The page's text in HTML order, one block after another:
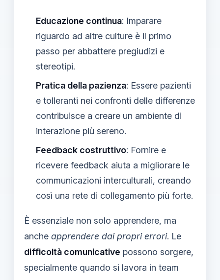
Educazione continua: Imparare
riguardo ad altre culture è il primo
passo per abbattere pregiudizi e
stereotipi.
Pratica della pazienza: Essere pazienti
e tolleranti nei confronti delle differenze
contribuisce a creare un ambiente di
interazione più sereno.
Feedback costruttivo: Fornire e
ricevere feedback aiuta a migliorare le
communicazioni interculturali, creando
così una rete di collegamento più forte.
È essenziale non solo apprendere, ma
anche apprendere dai propri errori. Le
difficoltà comunicative possono sorgere,
specialmente quando si lavora in team